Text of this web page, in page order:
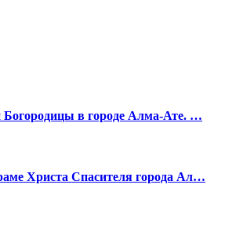
Богородицы в городе Алма-Ате. …
Христа Спасителя города Ал…